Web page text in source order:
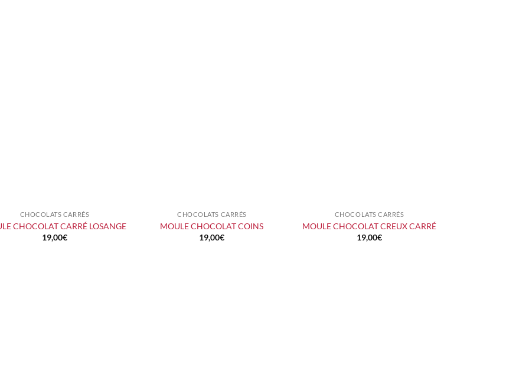
CHOCOLATS CARRÉS
CHOCOLAT CARRÉ LOSANGE
19,00€
+CHOCOLATS CARRÉS
MOULE CHOCOLAT COINS
19,00€
CHOCOLATS CARRÉS
MOULE CHOCOLAT CREUX CARRÉ
19,00€